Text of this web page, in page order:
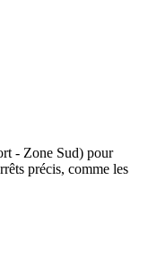
- Zone Sud) pour
précis, comme les